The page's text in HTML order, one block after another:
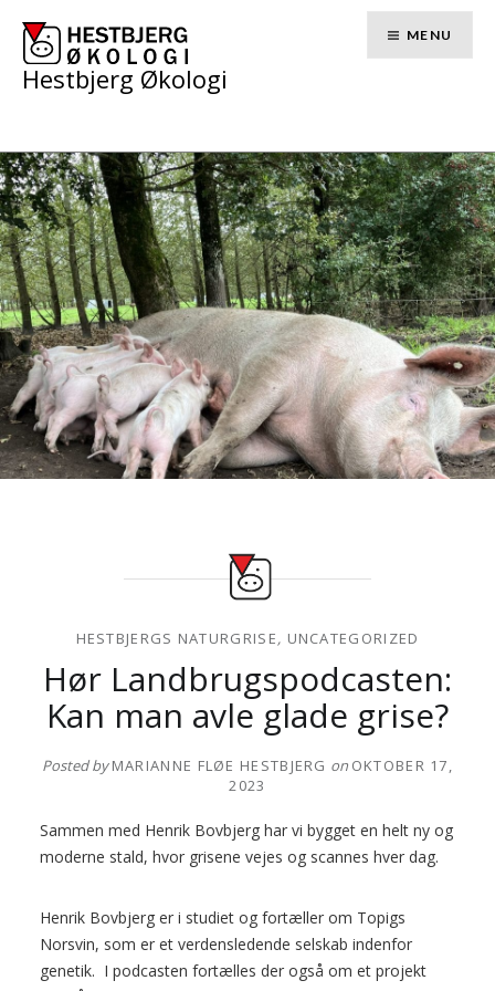
content
Hestbjerg Økologi
MENU
HESTBJERGS NATURGRISE, UNCATEGORIZED
Hør Landbrugspodcasten:
Kan man avle glade grise?
Posted byMARIANNE FLØE HESTBJERG on OKTOBER 17,
2023
Sammen med Henrik Bovbjerg har vi bygget en helt ny og
moderne stald, hvor grisene vejes og scannes hver dag.
Henrik Bovbjerg er i studiet og fortæller om Topigs
Norsvin, som er et verdensledende selskab indenfor
genetik. I podcasten fortælles der også om et projekt